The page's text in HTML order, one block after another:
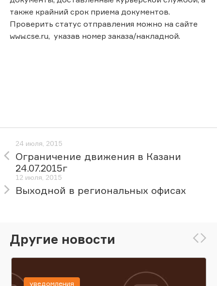
также крайний срок приема документов.
Проверить статус отправления можно на сайте
www.cse.ru, указав номер заказа/накладной.
24 июля, 2015
Ограничение движения в Казани
24.07.2015г
12 июля, 2015
Выходной в региональных офисах
Другие новости
уведомления